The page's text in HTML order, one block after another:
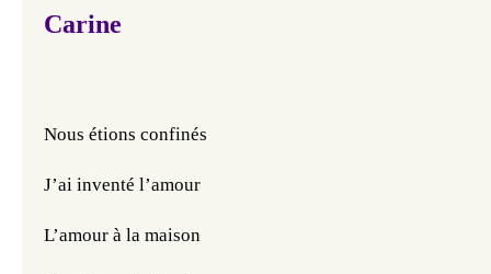
Carine
Nous étions confinés
J’ai inventé l’amour
L’amour à la maison